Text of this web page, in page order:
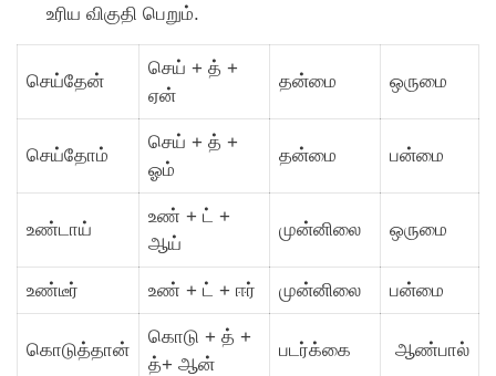
உரிய விகுதி பெறும்.
செய்தேன்
செய் + த் +
ஏன்
தன்மை ஒருமை
செய்தோம்
செய் + த் +
ஓம்
தன்மை பன்மை
உண்டாய்
உண் + ட் +
ஆய்
முன்னிலை ஒருமை
உண்டீர் உண் + ட் + ஈர் முன்னிலை பன்மை
கொடுத்தான்
கொடு + த் +
த்+ ஆன்
படர்க்கை ஆண்பால்